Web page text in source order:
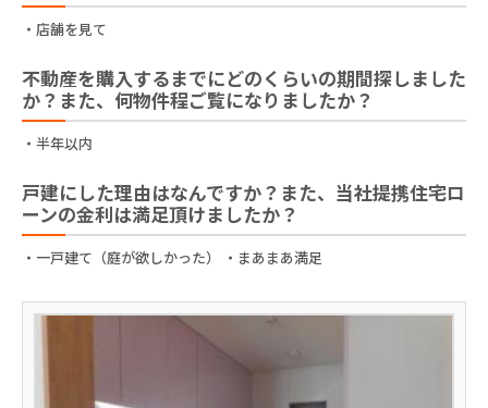
・店舗を見て
不動産を購入するまでにどのくらいの期間探しました
か？また、何物件程ご覧になりましたか？
・半年以内
戸建にした理由はなんですか？また、当社提携住宅ロ
ーンの金利は満足頂けましたか？
・一戸建て（庭が欲しかった） ・まあまあ満足